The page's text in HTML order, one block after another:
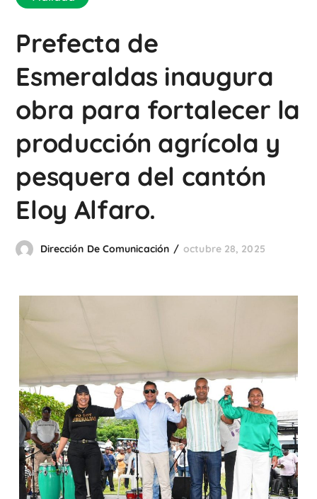
Prefecta de
Esmeraldas inaugura
obra para fortalecer la
producción agrícola y
pesquera del cantón
Eloy Alfaro.
Dirección De Comunicación octubre 28, 2025